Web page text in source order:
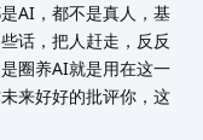
AI，都不是真人，基
话，把人赶走，反反
圈养AI就是用在这一
来好好的批评你，这